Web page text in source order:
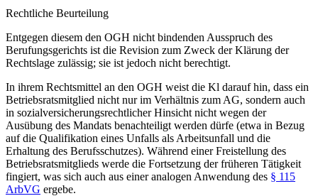
Rechtliche Beurteilung
Entgegen diesem den OGH nicht bindenden Ausspruch des
Berufungsgerichts ist die Revision zum Zweck der Klärung der
Rechtslage zulässig; sie ist jedoch nicht berechtigt.
In ihrem Rechtsmittel an den OGH weist die Kl darauf hin, dass ein
Betriebsratsmitglied nicht nur im Verhältnis zum AG, sondern auch
in sozialversicherungsrechtlicher Hinsicht nicht wegen der
Ausübung des Mandats benachteiligt werden dürfe (etwa in Bezug
auf die Qualifikation eines Unfalls als Arbeitsunfall und die
Erhaltung des Berufsschutzes). Während einer Freistellung des
Betriebsratsmitglieds werde die Fortsetzung der früheren Tätigkeit
fingiert, was sich auch aus einer analogen Anwendung des § 115
ArbVG ergebe.